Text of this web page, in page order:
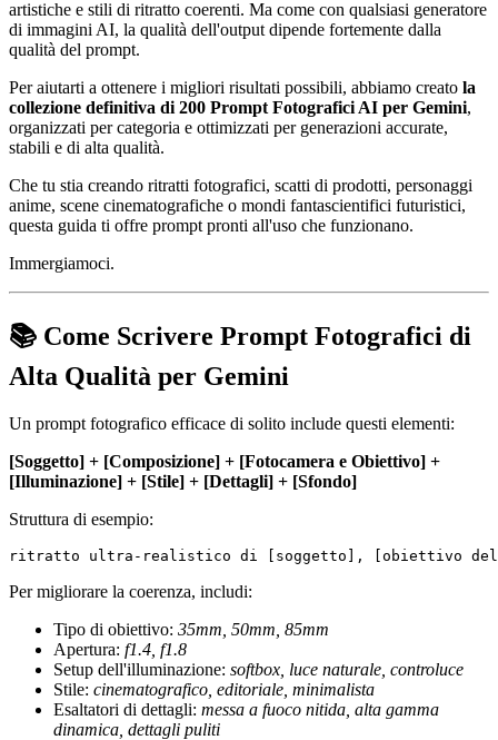
artistiche e stili di ritratto coerenti. Ma come con qualsiasi generatore
di immagini AI, la qualità dell'output dipende fortemente dalla
qualità del prompt.
Per aiutarti a ottenere i migliori risultati possibili, abbiamo creato la
collezione definitiva di 200 Prompt Fotografici AI per Gemini,
organizzati per categoria e ottimizzati per generazioni accurate,
stabili e di alta qualità.
Che tu stia creando ritratti fotografici, scatti di prodotti, personaggi
anime, scene cinematografiche o mondi fantascientifici futuristici,
questa guida ti offre prompt pronti all'uso che funzionano.
Immergiamoci.
📚 Come Scrivere Prompt Fotografici di
Alta Qualità per Gemini
Un prompt fotografico efficace di solito include questi elementi:
[Soggetto] + [Composizione] + [Fotocamera e Obiettivo] +
[Illuminazione] + [Stile] + [Dettagli] + [Sfondo]
Struttura di esempio:
Per migliorare la coerenza, includi:
Tipo di obiettivo: 35mm, 50mm, 85mm
Apertura: f1.4, f1.8
Setup dell'illuminazione: softbox, luce naturale, controluce
Stile: cinematografico, editoriale, minimalista
Esaltatori di dettagli: messa a fuoco nitida, alta gamma
dinamica, dettagli puliti